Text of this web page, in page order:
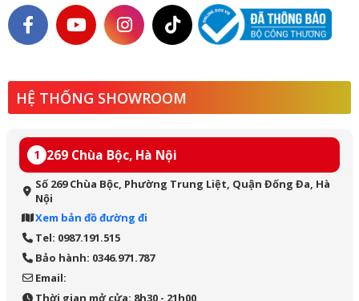
HỆ THỐNG SHOWROOM
1 269 Chùa Bộc, Hà Nội
Số 269 Chùa Bộc, Phường Trung Liệt, Quận Đống Đa, Hà
Nội
Xem bản đồ đường đi
Tel: 0987.191.515
Bảo hành: 0346.971.787
Email:
Thời gian mở cửa: 8h30 - 21h00